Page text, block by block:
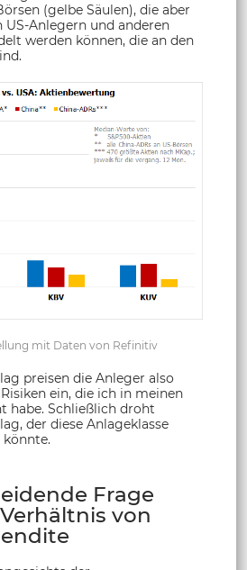
(gelbe Säulen), die aber
US-Anlegern und anderen
werden können, die an den
mit Daten von Refinitiv
preisen die Anleger also
ein, die ich in meinen
habe. Schließlich droht
der diese Anlageklasse
Frage
von